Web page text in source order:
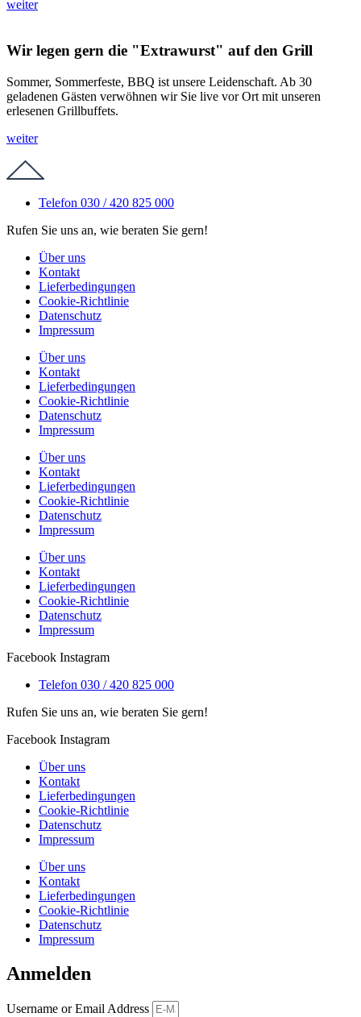
weiter
Wir legen gern die "Extrawurst" auf den Grill
Sommer, Sommerfeste, BBQ ist unsere Leidenschaft. Ab 30
geladenen Gästen verwöhnen wir Sie live vor Ort mit unseren
erlesenen Grillbuffets.
weiter
Telefon 030 / 420 825 000
Rufen Sie uns an, wie beraten Sie gern!
Über uns
Kontakt
Lieferbedingungen
Cookie-Richtlinie
Datenschutz
Impressum
Über uns
Kontakt
Lieferbedingungen
Cookie-Richtlinie
Datenschutz
Impressum
Über uns
Kontakt
Lieferbedingungen
Cookie-Richtlinie
Datenschutz
Impressum
Über uns
Kontakt
Lieferbedingungen
Cookie-Richtlinie
Datenschutz
Impressum
Facebook Instagram
Telefon 030 / 420 825 000
Rufen Sie uns an, wie beraten Sie gern!
Facebook Instagram
Über uns
Kontakt
Lieferbedingungen
Cookie-Richtlinie
Datenschutz
Impressum
Über uns
Kontakt
Lieferbedingungen
Cookie-Richtlinie
Datenschutz
Impressum
Anmelden
Username or Email Address